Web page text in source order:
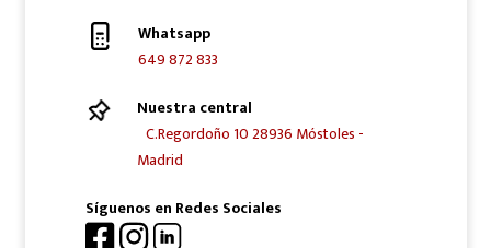
Whatsapp
649 872 833
Nuestra central
C.Regordoño 10 28936 Móstoles -
Madrid
Síguenos en Redes Sociales